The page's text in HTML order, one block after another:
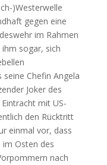
)Westerwelle
gegen eine
im Rahmen
ihm sogar, sich
Chefin Angela
Joker des
mit US-
den Rücktritt
einmal vor, dass
Osten des
nach